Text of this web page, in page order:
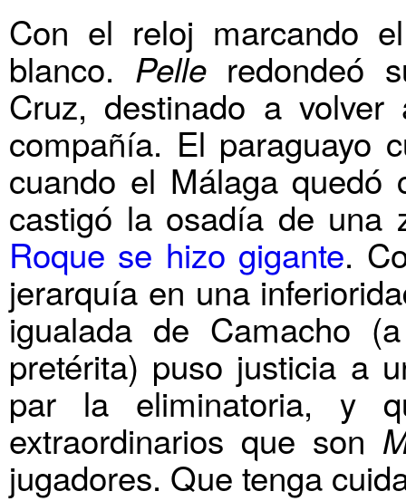
Con el reloj marcando
blanco. Pelleredondeó
Cruz, destinado a
compañía. El paraguayo
cuando el Málaga quedó
castigó la osadía de una
Roque se hizo gigante.
jerarquía en una
igualada de Camacho
pretérita) puso justicia a
par la eliminatoria, y
extraordinarios que son
jugadores. Que tenga